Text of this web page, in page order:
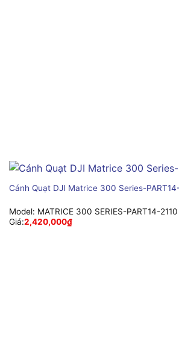
Cánh Quạt DJI Matrice 300 Series-
Model: MATRICE 300 SERIES-PART14-
Giá:2,420,000₫